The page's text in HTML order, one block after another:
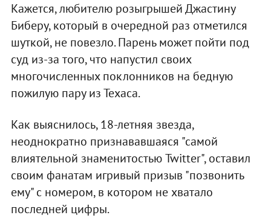
Кажется, любителю розыгрышей Джастину
Биберу, который в очередной раз отметился
шуткой, не повезло. Парень может пойти под
суд из-за того, что напустил своих
многочисленных поклонников на бедную
пожилую пару из Техаса.
Как выяснилось, 18-летняя звезда,
неоднократно признававшаяся "самой
влиятельной знаменитостью Twitter", оставил
своим фанатам игривый призыв "позвонить
ему" с номером, в котором не хватало
последней цифры.